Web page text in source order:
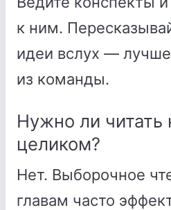
к ним.
идеи вслух —
из команды.
Нужно ли читать
целиком?
Нет. Выборочное
главам часто